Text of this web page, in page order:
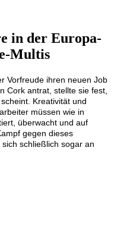
in der Europa-
Multis
Vorfreude ihren neuen Job
Cork antrat, stellte sie fest,
Kreativität und
müssen wie in
überwacht und auf
gegen dieses
schließlich sogar an